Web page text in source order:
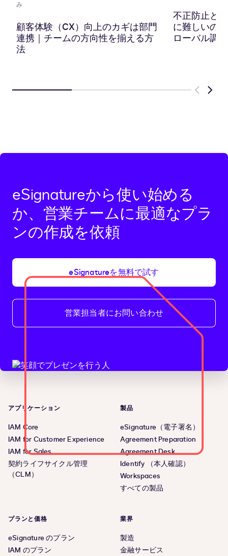
に
コ
ピ
み
顧客体験（CX）向上のカギは部門
連携｜チームの方向性を揃える方
法
不正防止と
に難しいの
ローバル調
Previous
Next
eSignatureから使い始める
か、営業チームに最適なプラ
ンの作成を依頼
eSignatureを無料で試す
営業担当者にお問い合わせ
アプリケーション
IAM Core
IAM for Customer Experience
IAM for Sales
契約ライフサイクル管理
（CLM）
製品
eSignature（電子署名）
Agreement Preparation
Agreement Desk
Identify （本人確認）
Workspaces
すべての製品
プランと価格
eSignature のプラン
IAM のプラン
業界
製造
金融サービス